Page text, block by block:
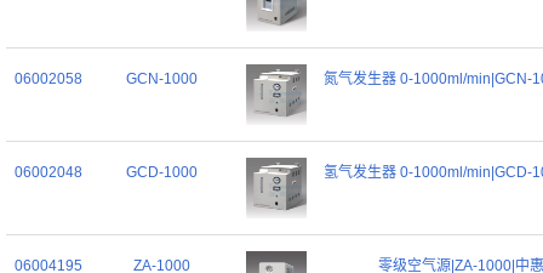
06002058 GCN-1000 氮气发生器 0-1000ml/min|GCN-
06002048 GCD-1000 氢气发生器 0-1000ml/min|GCD-
06004195 ZA-1000 零级空气源|ZA-1000|中